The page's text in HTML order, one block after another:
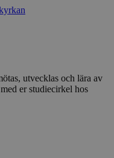
utvecklas och lära av
er studiecirkel hos